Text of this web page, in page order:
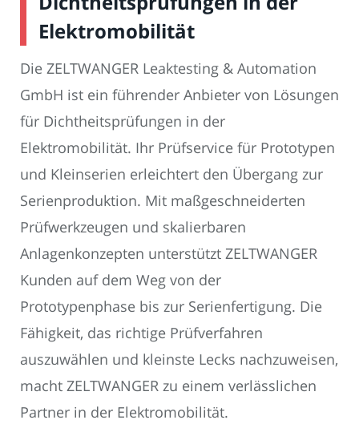
Elektromobilität
Die ZELTWANGER Leaktesting & Automation
GmbH ist ein führender Anbieter von Lösungen
für Dichtheitsprüfungen in der
Elektromobilität. Ihr Prüfservice für Prototypen
und Kleinserien erleichtert den Übergang zur
Serienproduktion. Mit maßgeschneiderten
Prüfwerkzeugen und skalierbaren
Anlagenkonzepten unterstützt ZELTWANGER
Kunden auf dem Weg von der
Prototypenphase bis zur Serienfertigung. Die
Fähigkeit, das richtige Prüfverfahren
auszuwählen und kleinste Lecks nachzuweisen,
macht ZELTWANGER zu einem verlässlichen
Partner in der Elektromobilität.